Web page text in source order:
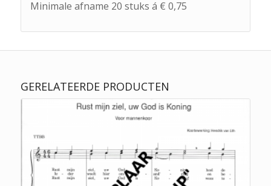
Minimale afname 20 stuks á € 0,75
GERELATEERDE PRODUCTEN